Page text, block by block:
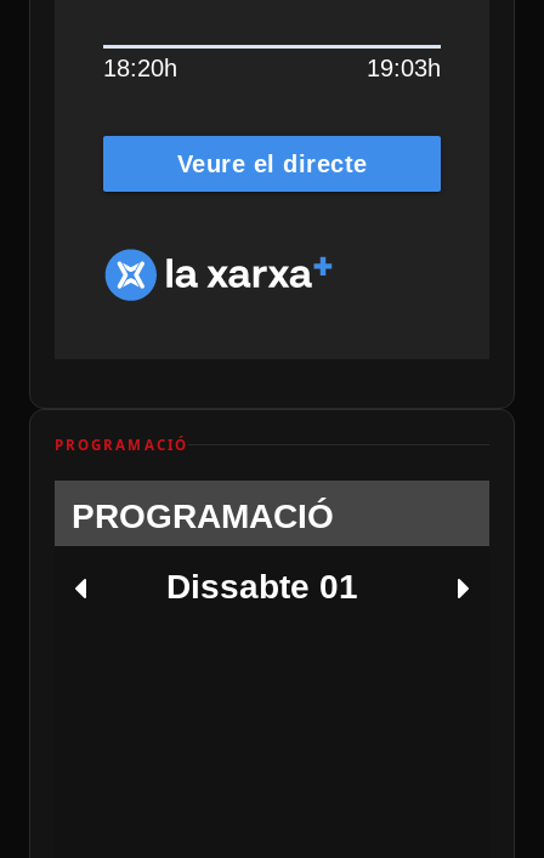
18:20h 19:03h
Veure el directe
PROGRAMACIÓ
PROGRAMACIÓ
Dissabte 01